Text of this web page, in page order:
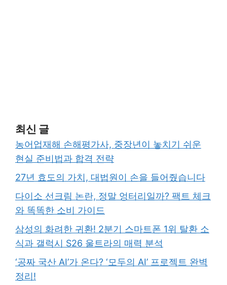
최신 글
농어업재해 손해평가사, 중장년이 놓치기 쉬운
현실 준비법과 합격 전략
27년 효도의 가치, 대법원이 손을 들어줬습니다
다이소 선크림 논란, 정말 엉터리일까? 팩트 체크
와 똑똑한 소비 가이드
삼성의 화려한 귀환! 2분기 스마트폰 1위 탈환 소
식과 갤럭시 S26 울트라의 매력 분석
‘공짜 국산 AI’가 온다? ‘모두의 AI’ 프로젝트 완벽
정리!